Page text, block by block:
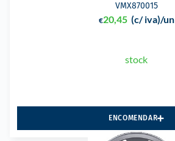
VMX870015
€20,45 (c/ iva)/un
stock
ENCOMENDAR